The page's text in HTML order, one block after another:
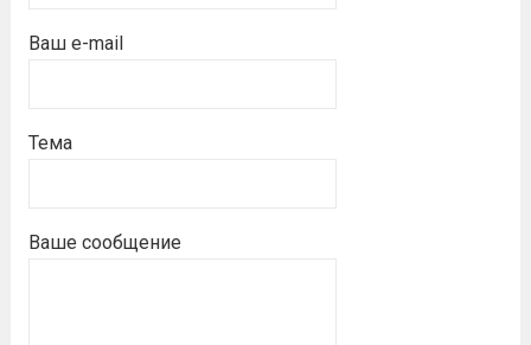
Ваш e-mail
Тема
Ваше сообщение